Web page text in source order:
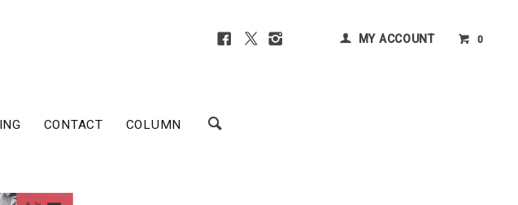
MY ACCOUNT 0
CONTACT COLUMN